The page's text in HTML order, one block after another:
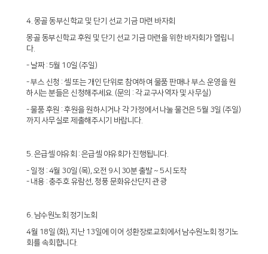
4. 몽골 동부신학교 및 단기 선교 기금 마련 바자회
몽골 동부신학교 후원 및 단기 선교 기금 마련을 위한 바자회가 열립니
다.
- 날짜 : 5월 10일 (주일)
- 부스 신청 : 셀 또는 개인 단위로 참여하여 물품 판매나 부스 운영을 원
하시는 분들은 신청해주세요. (문의 : 각 교구사역자 및 사무실)
- 물품 후원 : 후원을 원하시거나 각 가정에서 나눌 물건은 5월 3일 (주일)
까지 사무실로 제출해주시기 바랍니다.
5. 은급셀 야유회 : 은급셀 야유회가 진행됩니다.
- 일정 : 4월 30일 (목), 오전 9시 30분 출발 ~ 5시 도착
- 내용 : 충주호 유람선, 청풍 문화유산단지 관광
6. 남수원노회 정기노회
4월 18일 (화), 지난 13일에 이어 성환장로교회에서 남수원노회 정기노
회를 속회합니다.